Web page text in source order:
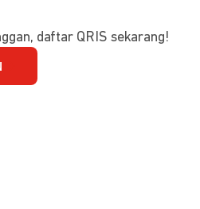
daftar QRIS sekarang!